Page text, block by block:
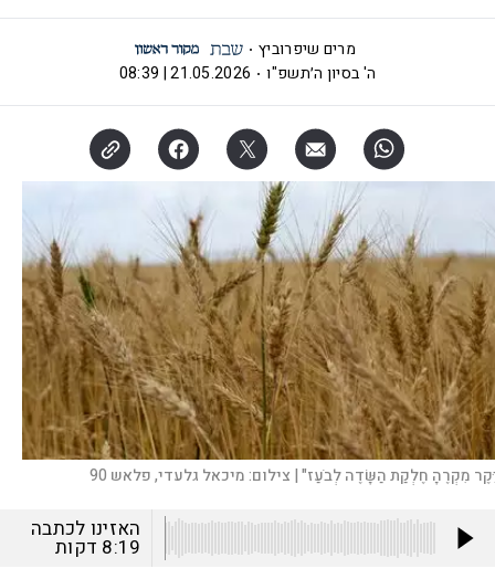
מרים שיפרוביץ
ה' בסיון ה׳תשפ"ו
21.05.2026 | 08:39
מִקְרֶהָ חֶלְקַת הַשָּׂדֶה לְבֹעַז" | צילום:מיכאל גלעדי, פלאש 90
האזינו לכתבה
8:19 דקות